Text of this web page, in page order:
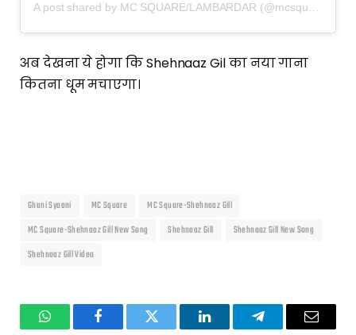
अब देखना ये होगा कि Shehnaaz Gil का नया गाना
कितना धूम मचाएगा।
Ghani Syaani MC Square
MC Square-Shehnaaz Gill
MC Square-Shehnaaz Gill New Song
Shehnaaz Gill
Shehnaaz Gill New Song
Shehnaaz Gill Video
WhatsAppFacebookTwitter LinkedInTelegramEmail